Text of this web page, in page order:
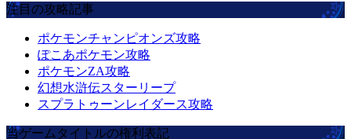
注目の攻略記事
ポケモンチャンピオンズ攻略
ぽこあポケモン攻略
ポケモンZA攻略
幻想水滸伝スターリープ
スプラトゥーンレイダース攻略
当ゲームタイトルの権利表記